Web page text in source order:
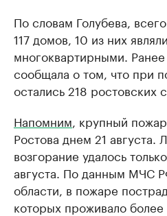
По словам Голубева,
117 домов, 10 из них
многоквартирными.
сообщала о том, что при
остались 218 ростовских
Напомним , крупный
Ростова днем 21 августа.
возгорание удалось
августа. По данным МЧС
области, в пожаре
которых проживало